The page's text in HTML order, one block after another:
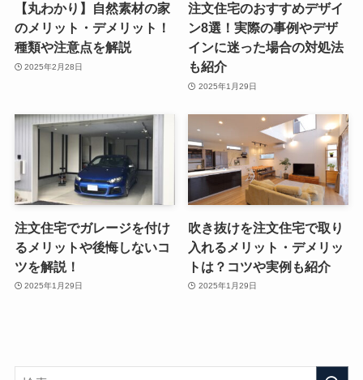
【丸わかり】自然素材の家
のメリット・デメリット！
種類や注意点を解説
2025年2月28日
注文住宅のおすすめデザイ
ン8選！実際の事例やデザ
インに迷った場合の対処法
も紹介
2025年1月29日
注文住宅でガレージを付け
るメリットや後悔しないコ
ツを解説！
2025年1月29日
吹き抜けを注文住宅で取り
入れるメリット・デメリッ
トは？コツや実例も紹介
2025年1月29日